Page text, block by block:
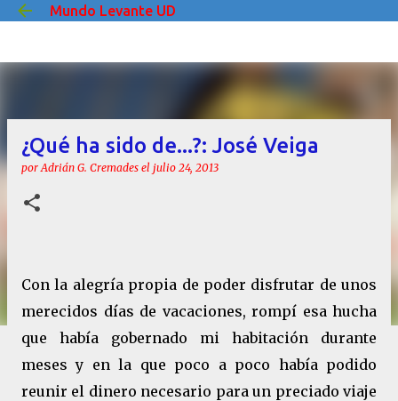
Ir al contenido principal
Mundo Levante UD
¿Qué ha sido de...?: José Veiga
porAdrián G. Cremades el julio 24, 2013
Con la alegría propia de poder disfrutar de unos
merecidos días de vacaciones, rompí esa hucha
que había gobernado mi habitación durante
meses y en la que poco a poco había podido
reunir el dinero necesario para un preciado viaje